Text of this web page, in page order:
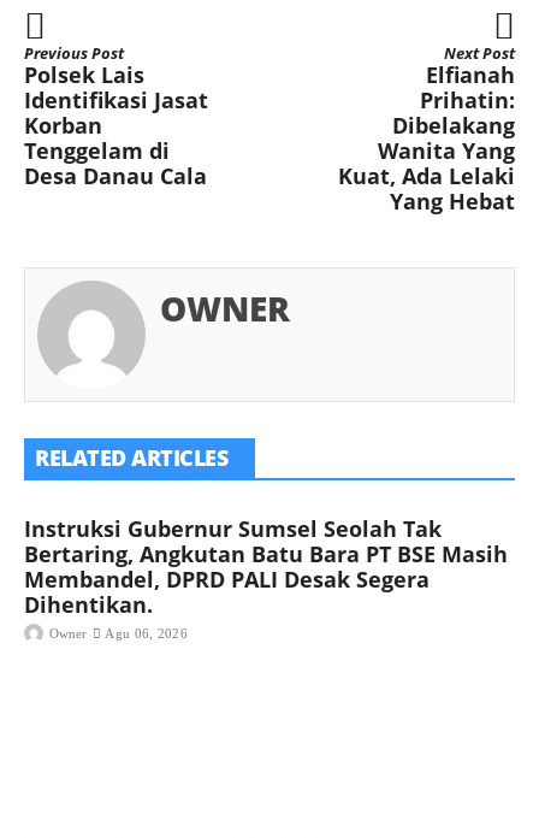
Previous Post
Polsek Lais
Identifikasi Jasat
Korban
Tenggelam di
Desa Danau Cala
Next Post
Elfianah
Prihatin:
Dibelakang
Wanita Yang
Kuat, Ada Lelaki
Yang Hebat
OWNER
RELATED ARTICLES
Instruksi Gubernur Sumsel Seolah Tak
Bertaring, Angkutan Batu Bara PT BSE Masih
Membandel, DPRD PALI Desak Segera
Dihentikan.
Owner Agu 06, 2026